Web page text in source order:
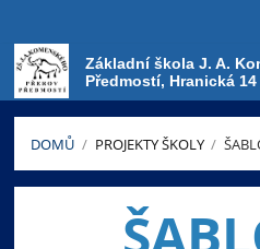
Základní škola J. A.
Předmostí, Hranická 14
DOMŮ / PROJEKTY ŠKOLY /